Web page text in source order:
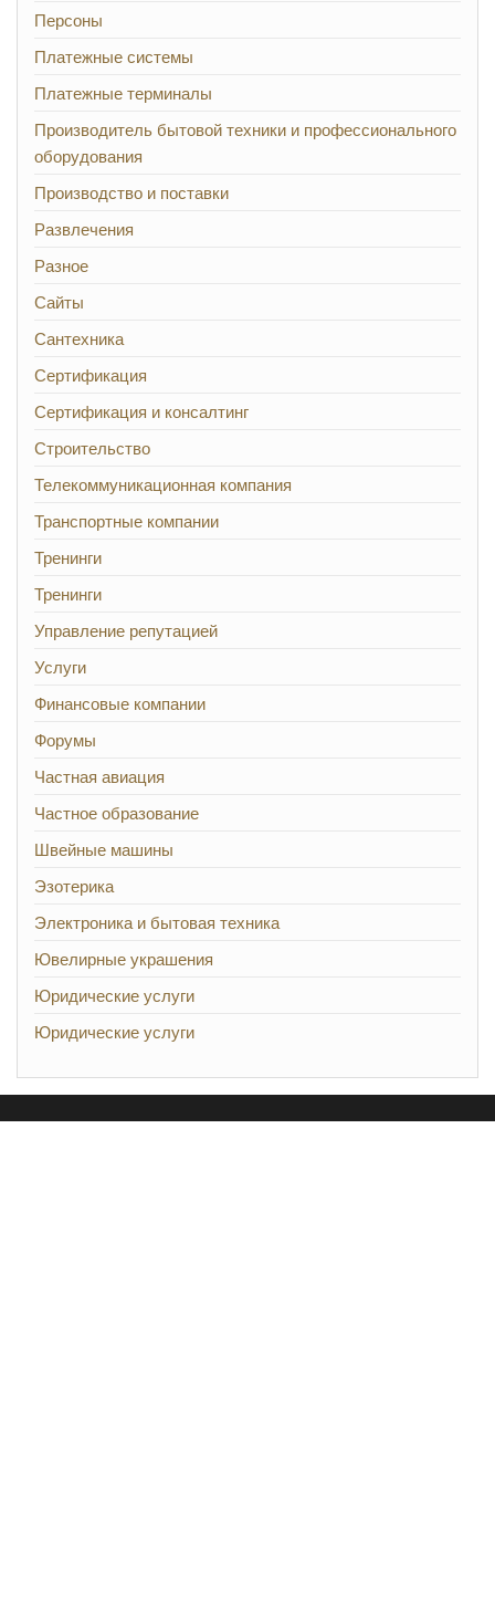
Персоны
Платежные системы
Платежные терминалы
Производитель бытовой техники и профессионального
оборудования
Производство и поставки
Развлечения
Разное
Сайты
Сантехника
Сертификация
Сертификация и консалтинг
Строительство
Телекоммуникационная компания
Транспортные компании
Тренинги
Тренинги
Управление репутацией
Услуги
Финансовые компании
Форумы
Частная авиация
Частное образование
Швейные машины
Эзотерика
Электроника и бытовая техника
Ювелирные украшения
Юридические услуги
Юридические услуги